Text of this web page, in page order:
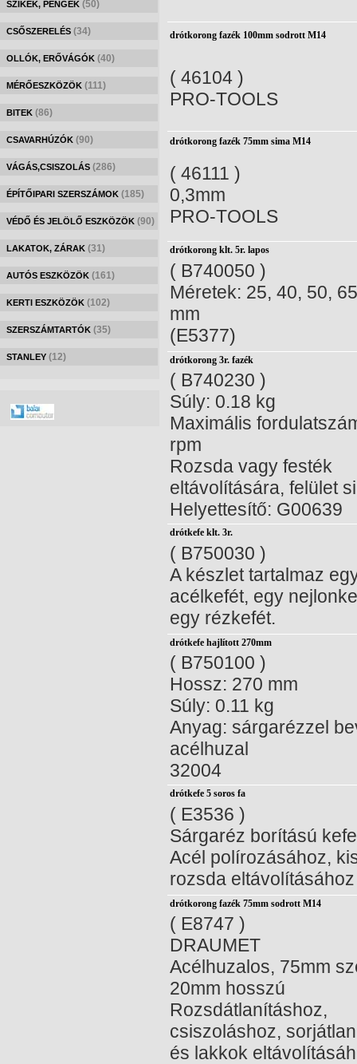
SZIKÉK, PENGÉK (50)
CSŐSZERELÉS (34)
OLLÓK, ERŐVÁGÓK (40)
MÉRŐESZKÖZÖK (111)
BITEK (86)
CSAVARHÚZÓK (90)
VÁGÁS,CSISZOLÁS (286)
ÉPÍTŐIPARI SZERSZÁMOK (185)
VÉDŐ ÉS JELÖLŐ ESZKÖZÖK (90)
LAKATOK, ZÁRAK (31)
AUTÓS ESZKÖZÖK (161)
KERTI ESZKÖZÖK (102)
SZERSZÁMTARTÓK (35)
STANLEY (12)
drótkorong fazék 100mm sodrott M14
( 46104 )
PRO-TOOLS
drótkorong fazék 75mm sima M14
( 46111 )
0,3mm
PRO-TOOLS
drótkorong klt. 5r. lapos
( B740050 )
Méretek: 25, 40, 50,
mm
(E5377)
drótkorong 3r. fazék
( B740230 )
Súly: 0.18 kg
Maximális
rpm
Rozsda vagy festék
eltávolítására, felület
Helyettesítő: G00639
drótkefe klt. 3r.
( B750030 )
A készlet tartalmaz
acélkefét, egy
egy rézkefét.
drótkefe hajlított 270mm
( B750100 )
Hossz: 270 mm
Súly: 0.11 kg
Anyag: sárgarézzel
acélhuzal
32004
drótkefe 5 soros fa
( E3536 )
Sárgaréz borítású
Acél polírozásához,
rozsda eltávolításához
drótkorong fazék 75mm sodrott M14
( E8747 )
DRAUMET
Acélhuzalos, 75mm
20mm hosszú
Rozsdátlanításhoz,
csiszoláshoz,
és lakkok